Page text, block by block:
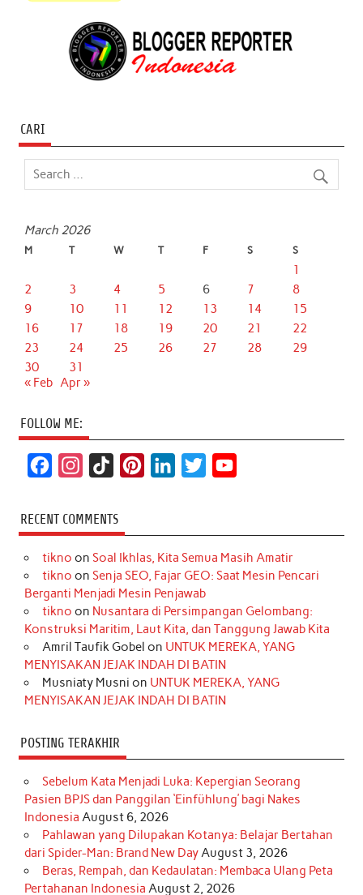
CARI
March 2026
M T W T F S S
1
2
3 4 5 6 7
8
9
10 11 12 13 14
15
16
17 18 19 20 21
22
23
24 25 26 27 28
29
30
31
« Feb Apr »
FOLLOW ME:
c
e
b
o
k
s
t
a
r
a
m
k
T
o
k
t
e
r
e
s
t
k
e
d
I
n
t
t
r
T
u
e
RECENT COMMENTS
tikno on Soal Ikhlas, Kita Semua Masih Amatir
tikno on Senja SEO, Fajar GEO: Saat Mesin Pencari
Berganti Menjadi Mesin Penjawab
tikno on Nusantara di Persimpangan Gelombang:
Konstruksi Maritim, Laut Kita, dan Tanggung Jawab Kita
Amril Taufik Gobel on UNTUK MEREKA, YANG
MENYISAKAN JEJAK INDAH DI BATIN
Musniaty Musni on UNTUK MEREKA, YANG
MENYISAKAN JEJAK INDAH DI BATIN
POSTING TERAKHIR
Sebelum Kata Menjadi Luka: Kepergian Seorang
Pasien BPJS dan Panggilan ‘Einfühlung’ bagi Nakes
Indonesia August 6, 2026
Pahlawan yang Dilupakan Kotanya: Belajar Bertahan
dari Spider-Man: Brand New DayAugust 3, 2026
Beras, Rempah, dan Kedaulatan: Membaca Ulang Peta
Pertahanan Indonesia August 2, 2026